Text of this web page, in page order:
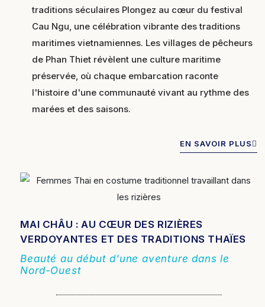
traditions séculaires Plongez au cœur du festival
Cau Ngu, une célébration vibrante des traditions
maritimes vietnamiennes. Les villages de pêcheurs
de Phan Thiet révèlent une culture maritime
préservée, où chaque embarcation raconte
l'histoire d'une communauté vivant au rythme des
marées et des saisons.
EN SAVOIR PLUS
MAI CHÂU : AU CŒUR DES RIZIÈRES
VERDOYANTES ET DES TRADITIONS THAÏES
Beauté au début d'une aventure dans le
Nord-Ouest